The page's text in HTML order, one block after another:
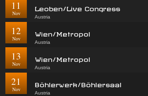
11
Nov
Leoben/Live Congress
Austria
12
Nov
Wien/Metropol
Austria
13
Nov
Wien/Metropol
Austria
21
Nov
Böhlerwerk/Böhlersaal
Austria